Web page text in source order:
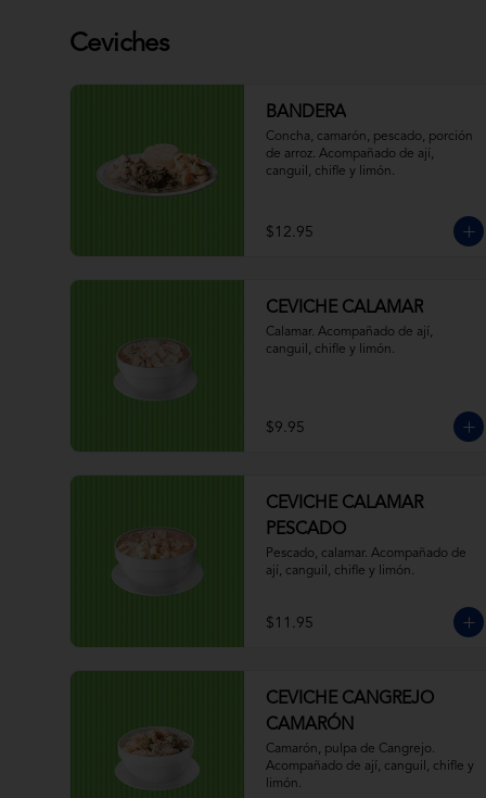
Ceviches
BANDERA
Concha, camarón, pescado, porción
de arroz. Acompañado de ají,
canguil, chifle y limón.
$12.95
CEVICHE CALAMAR
Calamar. Acompañado de ají,
canguil, chifle y limón.
$9.95
CEVICHE CALAMAR
PESCADO
Pescado, calamar. Acompañado de
ají, canguil, chifle y limón.
$11.95
CEVICHE CANGREJO
CAMARÓN
Camarón, pulpa de Cangrejo.
Acompañado de ají, canguil, chifle y
limón.